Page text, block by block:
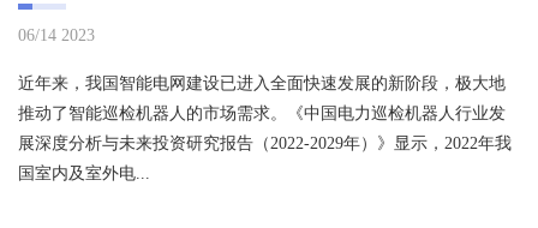
06/14 2023
近年来，我国智能电网建设已进入全面快速发展的新阶段，极大地
推动了智能巡检机器人的市场需求。《中国电力巡检机器人行业发
展深度分析与未来投资研究报告（2022-2029年）》显示，2022年我
国室内及室外电...